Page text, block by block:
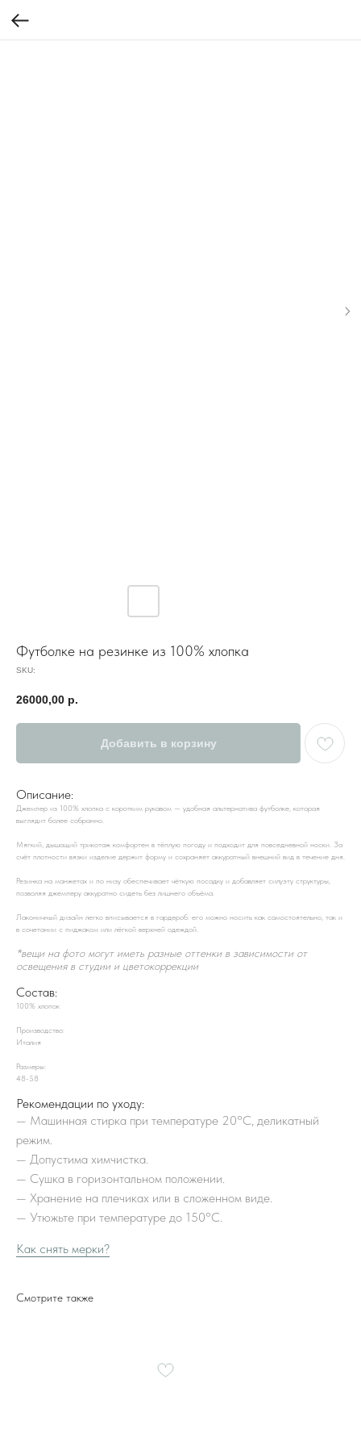
Футболке на резинке из 100% хлопка
SKU:
26000,00 р.
Добавить в корзину
Описание:
Джемпер из 100% хлопка с коротким рукавом — удобная альтернатива футболке, которая
выглядит более собранно.
Мягкий, дышащий трикотаж комфортен в тёплую погоду и подходит для повседневной носки. За
счёт плотности вязки изделие держит форму и сохраняет аккуратный внешний вид в течение дня.
Резинка на манжетах и по низу обеспечивает чёткую посадку и добавляет силуэту структуры,
позволяя джемперу аккуратно сидеть без лишнего объёма.
Лаконичный дизайн легко вписывается в гардероб: его можно носить как самостоятельно, так и
в сочетании с пиджаком или лёгкой верхней одеждой.
*вещи на фото могут иметь разные оттенки в зависимости от
освещения в студии и цветокоррекции
Состав:
100% хлопок
Производство:
Италия
Размеры:
48-58
Рекомендации по уходу:
— Машинная стирка при температуре 20°С, деликатный
режим.
— Допустима химчистка.
— Сушка в горизонтальном положении.
— Хранение на плечиках или в сложенном виде.
— Утюжьте при температуре до 150°С.
Как снять мерки?
Смотрите также